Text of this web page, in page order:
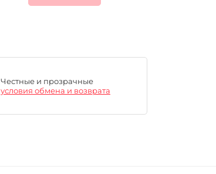
Честные и прозрачные
условия обмена и возврата